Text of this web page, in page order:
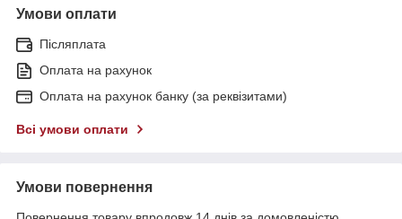
Умови оплати
Післяплата
Оплата на рахунок
Оплата на рахунок банку (за реквізитами)
Всі умови оплати
Умови повернення